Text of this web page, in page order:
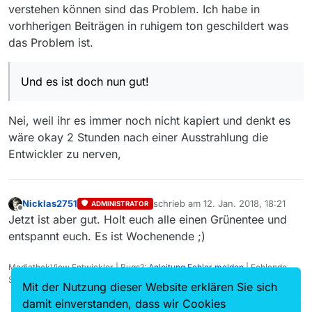
herunter, wenn es denn so
dringend ist.
anderer Stelle -
https://forum.mediathekvie
Anfrage noch unnötiger. Bevor
man eine fehlende Sendung
meldet schaut man erstmal auf
erübrigt sich die Nachfrage hier
bis eien neuer Liste vorliegt und
es ist ein wenig Geduld gefragt.
Prinzipiell. Wenn die Filmliste
wartet man mal bis zum
Oder lädt die Sendung mit
alternativen Programmen
aktuelle Filme fehlen, hinterlasst bitte
eine Nachricht im Forum…”
Nicht mehr oder weniger habe ich
getan!
verstehen können sind das Problem. Ich habe in
vorhherigen Beiträgen in ruhigem ton geschildert was
das Problem ist.
Und es ist doch nun gut!
Nei, weil ihr es immer noch nicht kapiert und denkt es
wäre okay 2 Stunden nach einer Ausstrahlung die
Entwickler zu nerven,
Offline
Nicklas2751 ADMINISTRATOR schrieb am 12. Jan. 2018, 18:21
zuletzt editiert von
Jetzt ist aber gut. Holt euch alle einen Grünentee und
entspannt euch. Es ist Wochenende ;)
MediathekView Entwickler | Bugs?:Anleitung Fehler melden| Fehlende
Sendungen?:
Mit der Nutzung dieser Website erklären Sie sich
damit einverstanden, dass wir Cookies